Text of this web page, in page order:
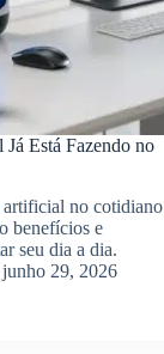
Está Fazendo no
artificial no cotidiano
benefícios e
seu dia a dia.
junho 29, 2026